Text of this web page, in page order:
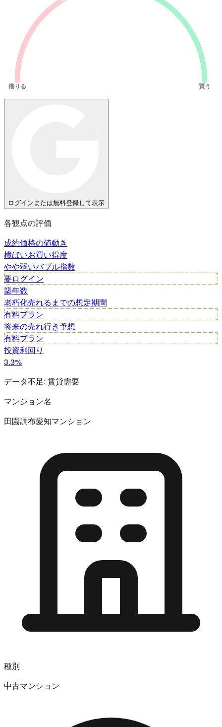
借りる 買う
ログインまたは無料登録して表示
各観点の評価
成約価格の値動き
横ばいお買い得度
やや弱いバブル指数
要ログイン
築年数
老朽化売れるまでの想定期間
有料プラン
将来の売れ行き予想
有料プラン
投資利回り
3.3%
データ不足: 賃貸需要
マンション名
田園調布愛知マンション
種別
中古マンション